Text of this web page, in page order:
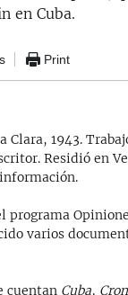
en Cuba.
Print
Clara, 1943.
Residió en
programa
varios
cuentan Cuba,